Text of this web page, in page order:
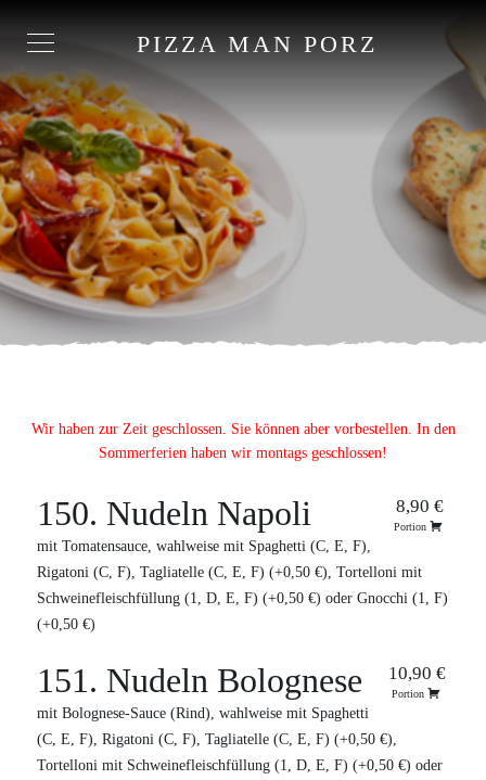
PIZZA MAN PORZ
Wir haben zur Zeit geschlossen. Sie können aber vorbestellen. In den
Sommerferien haben wir montags geschlossen!
150. Nudeln Napoli 8,90 €
Portion
mit Tomatensauce, wahlweise mit Spaghetti (C, E, F),
Rigatoni (C, F), Tagliatelle (C, E, F) (+0,50 €), Tortelloni mit
Schweinefleischfüllung (1, D, E, F) (+0,50 €) oder Gnocchi (1, F)
(+0,50 €)
151. Nudeln Bolognese 10,90 €
Portion
mit Bolognese-Sauce (Rind), wahlweise mit Spaghetti
(C, E, F), Rigatoni (C, F), Tagliatelle (C, E, F) (+0,50 €),
Tortelloni mit Schweinefleischfüllung (1, D, E, F) (+0,50 €) oder